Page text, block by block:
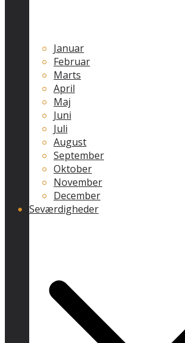
Januar
Februar
Marts
April
Maj
Juni
Juli
August
September
Oktober
November
December
Seværdigheder